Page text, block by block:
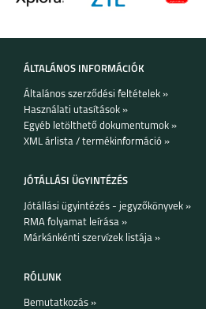
ÁLTALÁNOS INFORMÁCIÓK
Általános szerződési feltételek »
Használati utasítások »
Egyéb letölthető dokumentumok »
XML árlista / termékinformáció »
JÓTÁLLÁSI ÜGYINTÉZÉS
Jótállási ügyintézés - jegyzőkönyvek »
RMA folyamat leírása »
Márkánkénti szervízek listája »
RÓLUNK
Bemutatkozás »